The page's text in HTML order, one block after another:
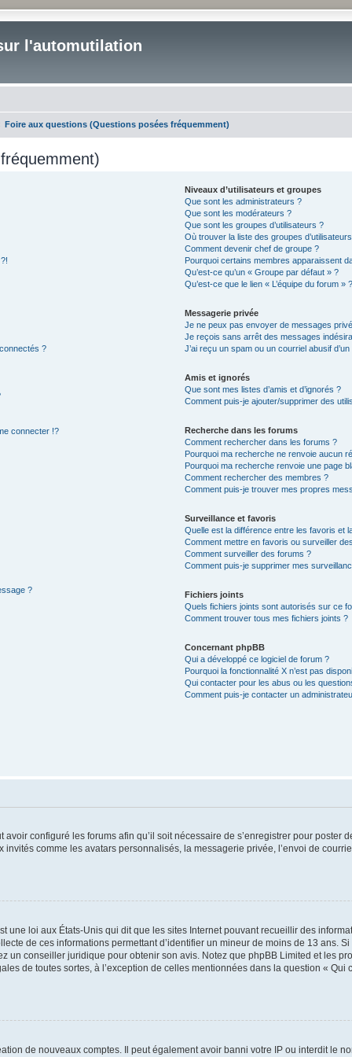
l'automutilation
Foire aux questions (Questions posées fréquemment)
?
connecter !?
?
Niveaux d’utilisateurs et groupes
Que sont les administrateurs ?
Que sont les modérateurs ?
Que sont les groupes d’utilisateurs ?
Où trouver la liste des groupes
Comment devenir chef de groupe ?
Pourquoi certains membres apparaissent
Qu’est-ce qu’un « Groupe par défaut » ?
Qu’est-ce que le lien « L’équipe du forum »
Messagerie privée
Je ne peux pas envoyer de messages
Je reçois sans arrêt des messages
J’ai reçu un spam ou un courriel abusif
Amis et ignorés
Que sont mes listes d’amis et d’ignorés ?
Comment puis-je ajouter/supprimer des
Recherche dans les forums
Comment rechercher dans les forums ?
Pourquoi ma recherche ne renvoie aucun
Pourquoi ma recherche renvoie une page
Comment rechercher des membres ?
Comment puis-je trouver mes propres
Surveillance et favoris
Quelle est la différence entre les favoris et
Comment mettre en favoris ou surveiller
Comment surveiller des forums ?
Comment puis-je supprimer mes
Fichiers joints
Quels fichiers joints sont autorisés sur ce
Comment trouver tous mes fichiers joints ?
Concernant phpBB
Qui a développé ce logiciel de forum ?
Pourquoi la fonctionnalité X n’est pas
Qui contacter pour les abus ou les
Comment puis-je contacter un
configuré les forums afin qu’il soit nécessaire de s’enregistrer pour poster
comme les avatars personnalisés, la messagerie privée, l’envoi de
une loi aux États-Unis qui dit que les sites Internet pouvant recueillir des
de ces informations permettant d’identifier un mineur de moins de 13 ans.
un conseiller juridique pour obtenir son avis. Notez que phpBB Limited et les
de toutes sortes, à l’exception de celles mentionnées dans la question «
de nouveaux comptes. Il peut également avoir banni votre IP ou interdit le